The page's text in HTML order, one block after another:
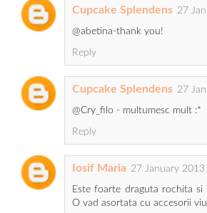
Cupcake Splendens 27
@abetina-thank you!
Reply
Cupcake Splendens 27
@Cry_filo - multumesc mult :*
Reply
Iosif Maria 27 January
Este foarte draguta rochita
O vad asortata cu accesorii